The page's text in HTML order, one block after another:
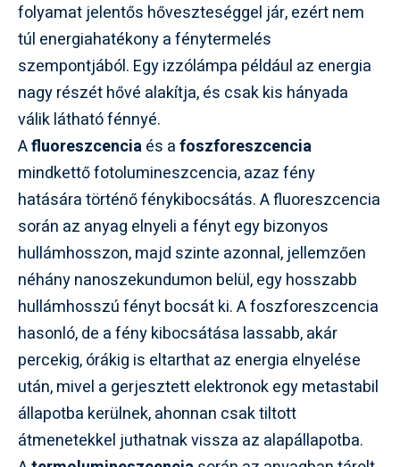
folyamat jelentős hőveszteséggel jár, ezért nem
túl energiahatékony a fénytermelés
szempontjából. Egy izzólámpa például az energia
nagy részét hővé alakítja, és csak kis hányada
válik látható fénnyé.
Afluoreszcenciaés afoszforeszcencia
mindkettő fotolumineszcencia, azaz fény
hatására történő fénykibocsátás. A fluoreszcencia
során az anyag elnyeli a fényt egy bizonyos
hullámhosszon, majd szinte azonnal, jellemzően
néhány nanoszekundumon belül, egy hosszabb
hullámhosszú fényt bocsát ki. A foszforeszcencia
hasonló, de a fény kibocsátása lassabb, akár
percekig, órákig is eltarthat az energia elnyelése
után, mivel a gerjesztett elektronok egy metastabil
állapotba kerülnek, ahonnan csak tiltott
átmenetekkel juthatnak vissza az alapállapotba.